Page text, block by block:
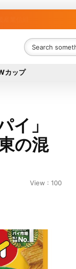
カップ
イ」
の混
View : 100